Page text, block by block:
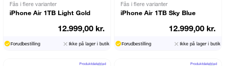
Fås i flere varianter
iPhone Air 1TB Light Gold
12.999,00 kr.
Forudbestilling Ikke på lager i butik
Fås i flere varianter
iPhone Air 1TB Sky Blue
12.999,00 kr.
Forudbestilling Ikke på lager i butik
Produktdatablad Produktdatablad